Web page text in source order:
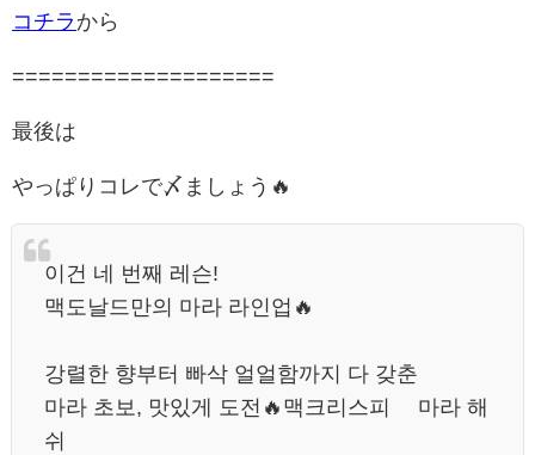
コチラ から
====================
最後は
やっぱりコレで〆ましょう🔥
이건 네 번째 레슨!
맥도날드만의 마라 라인업🔥
강렬한 향부터 빠삭 얼얼함까지 다 갖춘
마라 초보, 맛있게 도전🔥맥크리스피™ 마라 해
쉬